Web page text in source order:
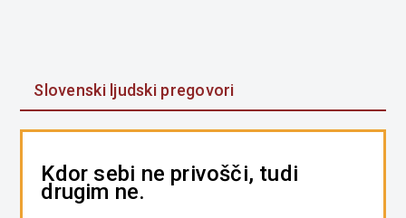
Slovenski ljudski pregovori
Kdor sebi ne privošči, tudi
drugim ne.